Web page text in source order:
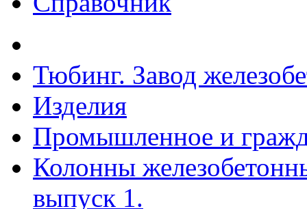
Тюбинг. Завод
Изделия
Промышленное и
Колонны
выпуск 1.